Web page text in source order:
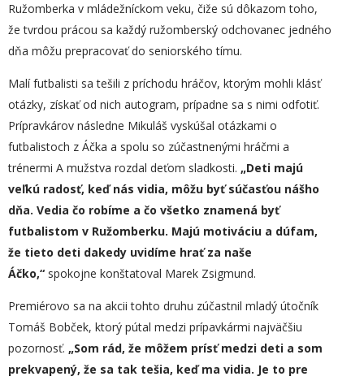
Ružomberka v mládežníckom veku, čiže sú dôkazom toho,
že tvrdou prácou sa každý ružomberský odchovanec jedného
dňa môžu prepracovať do seniorského tímu.
Malí futbalisti sa tešili z príchodu hráčov, ktorým mohli klásť
otázky, získať od nich autogram, prípadne sa s nimi odfotiť.
Prípravkárov následne Mikuláš vyskúšal otázkami o
futbalistoch z Áčka a spolu so zúčastnenými hráčmi a
trénermi A mužstva rozdal deťom sladkosti. „Deti majú
veľkú radosť, keď nás vidia, môžu byť súčasťou nášho
dňa. Vedia čo robíme a čo všetko znamená byť
futbalistom v Ružomberku. Majú motiváciu a dúfam,
že tieto deti dakedy uvidíme hrať za naše
Áčko,“ spokojne konštatoval Marek Zsigmund.
Premiérovo sa na akcii tohto druhu zúčastnil mladý útočník
Tomáš Bobček, ktorý pútal medzi prípavkármi najväčšiu
pozornosť. „Som rád, že môžem prísť medzi deti a som
prekvapený, že sa tak tešia, keď ma vidia. Je to pre